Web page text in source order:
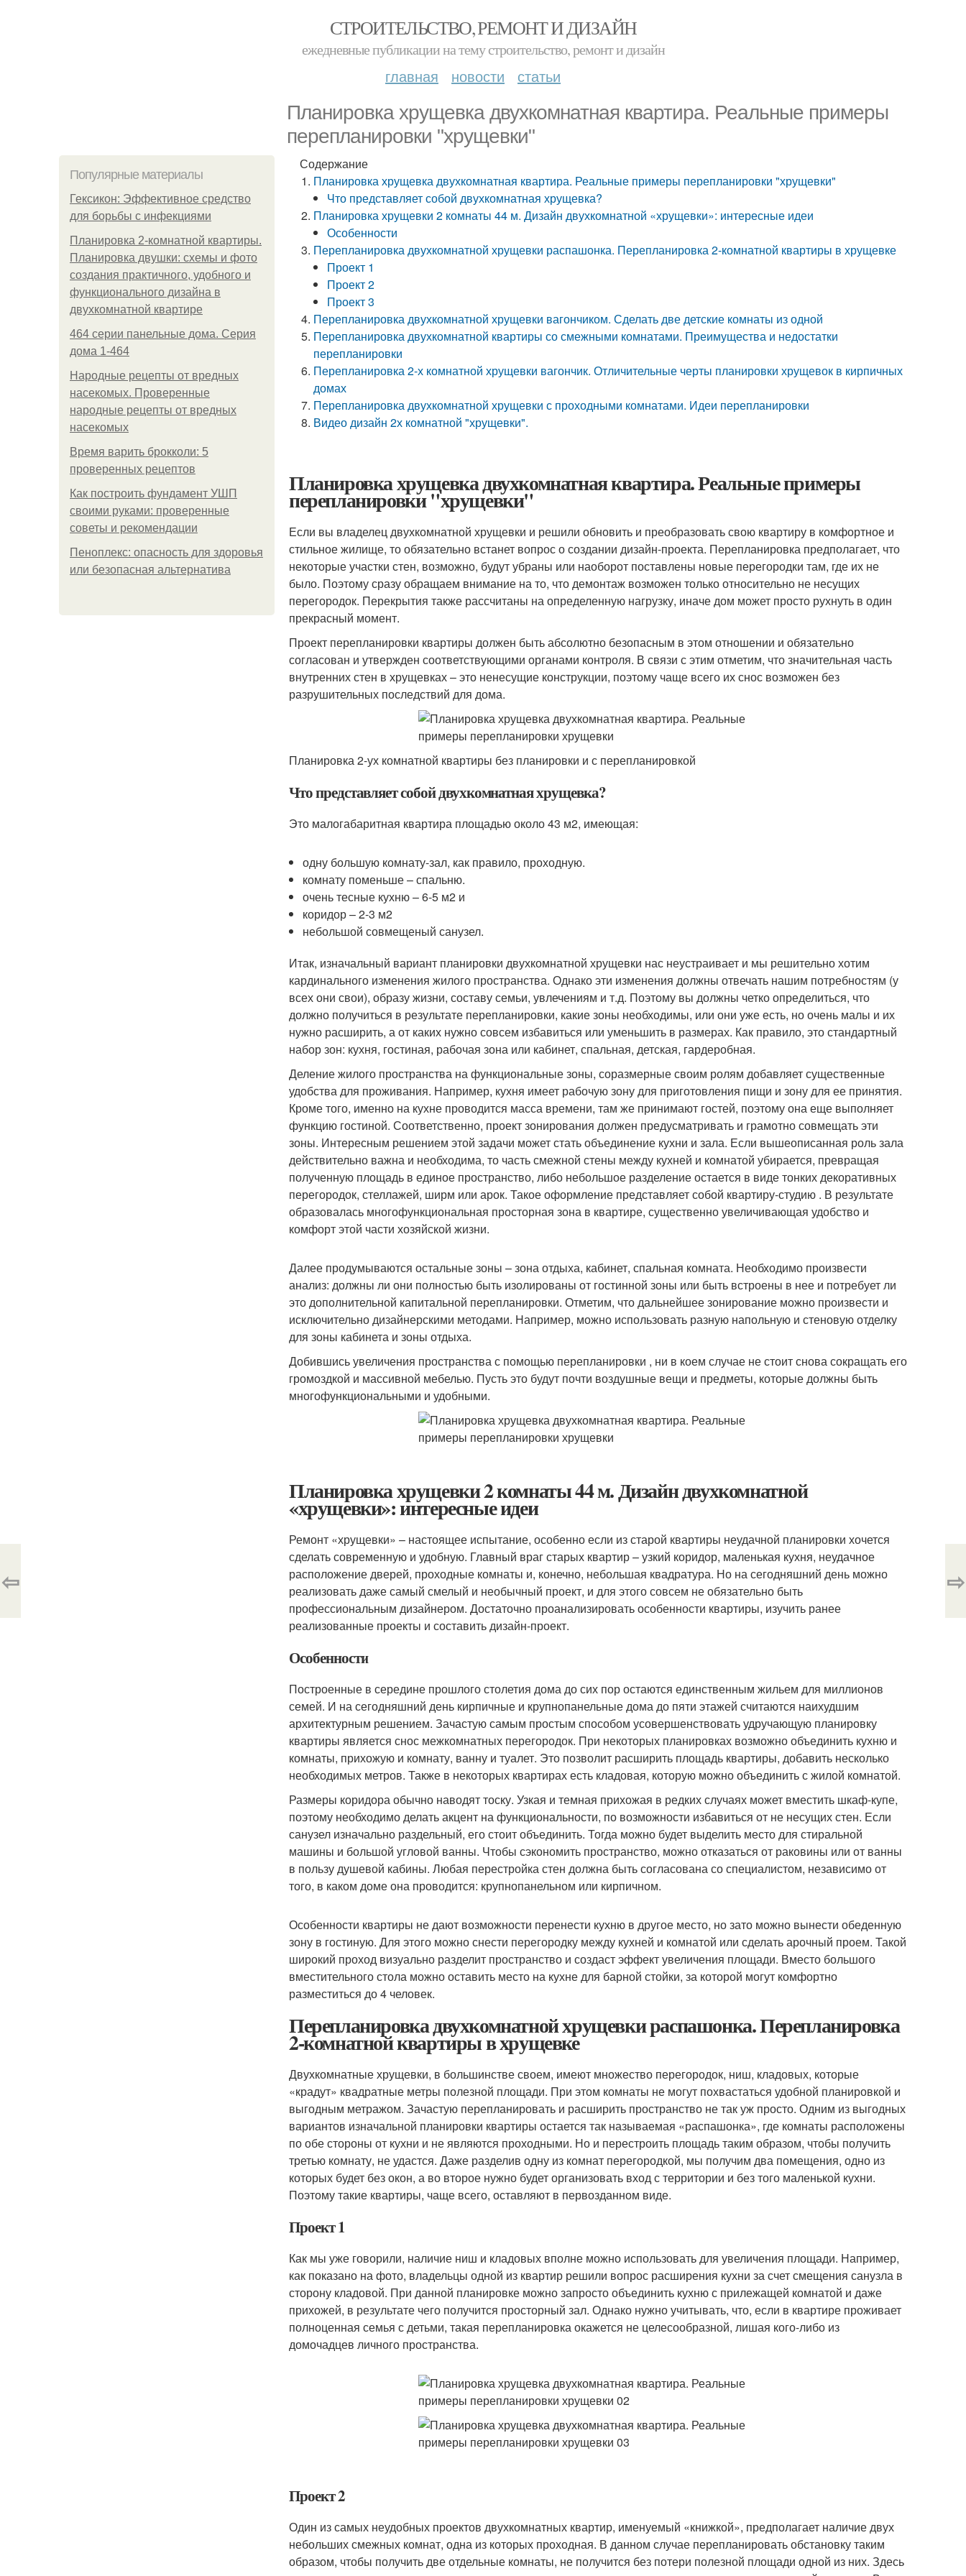
СТРОИТЕЛЬСТВО, РЕМОНТ И ДИЗАЙН
ежедневные публикации на тему строительство, ремонт и дизайн
главная новости статьи
Планировка хрущевка двухкомнатная квартира. Реальные примеры
перепланировки "хрущевки"
Популярные материалы
Гексикон: Эффективное средство
для борьбы с инфекциями
Планировка 2-комнатной квартиры.
Планировка двушки: схемы и фото
создания практичного, удобного и
функционального дизайна в
двухкомнатной квартире
464 серии панельные дома. Серия
дома 1-464
Народные рецепты от вредных
насекомых. Проверенные
народные рецепты от вредных
насекомых
Время варить брокколи: 5
проверенных рецептов
Как построить фундамент УШП
своими руками: проверенные
советы и рекомендации
Пеноплекс: опасность для здоровья
или безопасная альтернатива
Содержание
Планировка хрущевка двухкомнатная квартира. Реальные примеры перепланировки "хрущевки"
Что представляет собой двухкомнатная хрущевка?
Планировка хрущевки 2 комнаты 44 м. Дизайн двухкомнатной «хрущевки»: интересные идеи
Особенности
Перепланировка двухкомнатной хрущевки распашонка. Перепланировка 2-комнатной квартиры в хрущевке
Проект 1
Проект 2
Проект 3
Перепланировка двухкомнатной хрущевки вагончиком. Сделать две детские комнаты из одной
Перепланировка двухкомнатной квартиры со смежными комнатами. Преимущества и недостатки
перепланировки
Перепланировка 2-х комнатной хрущевки вагончик. Отличительные черты планировки хрущевок в кирпичных
домах
Перепланировка двухкомнатной хрущевки с проходными комнатами. Идеи перепланировки
Видео дизайн 2х комнатной "хрущевки".
Планировка хрущевка двухкомнатная квартира. Реальные примеры
перепланировки "хрущевки"
Если вы владелец двухкомнатной хрущевки и решили обновить и преобразовать свою квартиру в комфортное и
стильное жилище, то обязательно встанет вопрос о создании дизайн-проекта. Перепланировка предполагает, что
некоторые участки стен, возможно, будут убраны или наоборот поставлены новые перегородки там, где их не
было. Поэтому сразу обращаем внимание на то, что демонтаж возможен только относительно не несущих
перегородок. Перекрытия также рассчитаны на определенную нагрузку, иначе дом может просто рухнуть в один
прекрасный момент.
Проект перепланировки квартиры должен быть абсолютно безопасным в этом отношении и обязательно
согласован и утвержден соответствующими органами контроля. В связи с этим отметим, что значительная часть
внутренних стен в хрущевках – это ненесущие конструкции, поэтому чаще всего их снос возможен без
разрушительных последствий для дома.
Планировка 2-ух комнатной квартиры без планировки и с перепланировкой
Что представляет собой двухкомнатная хрущевка?
Это малогабаритная квартира площадью около 43 м2, имеющая:
одну большую комнату-зал, как правило, проходную.
комнату поменьше – спальню.
очень тесные кухню – 6-5 м2 и
коридор – 2-3 м2
небольшой совмещеный санузел.
Итак, изначальный вариант планировки двухкомнатной хрущевки нас неустраивает и мы решительно хотим
кардинального изменения жилого пространства. Однако эти изменения должны отвечать нашим потребностям (у
всех они свои), образу жизни, составу семьи, увлечениям и т.д. Поэтому вы должны четко определиться, что
должно получиться в результате перепланировки, какие зоны необходимы, или они уже есть, но очень малы и их
нужно расширить, а от каких нужно совсем избавиться или уменьшить в размерах. Как правило, это стандартный
набор зон: кухня, гостиная, рабочая зона или кабинет, спальная, детская, гардеробная.
Деление жилого пространства на функциональные зоны, соразмерные своим ролям добавляет существенные
удобства для проживания. Например, кухня имеет рабочую зону для приготовления пищи и зону для ее принятия.
Кроме того, именно на кухне проводится масса времени, там же принимают гостей, поэтому она еще выполняет
функцию гостиной. Соответственно, проект зонирования должен предусматривать и грамотно совмещать эти
зоны. Интересным решением этой задачи может стать объединение кухни и зала. Если вышеописанная роль зала
действительно важна и необходима, то часть смежной стены между кухней и комнатой убирается, превращая
полученную площадь в единое пространство, либо небольшое разделение остается в виде тонких декоративных
перегородок, стеллажей, ширм или арок. Такое оформление представляет собой квартиру-студию . В результате
образовалась многофункциональная просторная зона в квартире, существенно увеличивающая удобство и
комфорт этой части хозяйской жизни.
Далее продумываются остальные зоны – зона отдыха, кабинет, спальная комната. Необходимо произвести
анализ: должны ли они полностью быть изолированы от гостинной зоны или быть встроены в нее и потребует ли
это дополнительной капитальной перепланировки. Отметим, что дальнейшее зонирование можно произвести и
исключительно дизайнерскими методами. Например, можно использовать разную напольную и стеновую отделку
для зоны кабинета и зоны отдыха.
Добившись увеличения пространства с помощью перепланировки , ни в коем случае не стоит снова сокращать его
громоздкой и массивной мебелью. Пусть это будут почти воздушные вещи и предметы, которые должны быть
многофункциональными и удобными.
Планировка хрущевки 2 комнаты 44 м. Дизайн двухкомнатной
«хрущевки»: интересные идеи
Ремонт «хрущевки» – настоящее испытание, особенно если из старой квартиры неудачной планировки хочется
сделать современную и удобную. Главный враг старых квартир – узкий коридор, маленькая кухня, неудачное
расположение дверей, проходные комнаты и, конечно, небольшая квадратура. Но на сегодняшний день можно
реализовать даже самый смелый и необычный проект, и для этого совсем не обязательно быть
профессиональным дизайнером. Достаточно проанализировать особенности квартиры, изучить ранее
реализованные проекты и составить дизайн-проект.
Особенности
Построенные в середине прошлого столетия дома до сих пор остаются единственным жильем для миллионов
семей. И на сегодняшний день кирпичные и крупнопанельные дома до пяти этажей считаются наихудшим
архитектурным решением. Зачастую самым простым способом усовершенствовать удручающую планировку
квартиры является снос межкомнатных перегородок. При некоторых планировках возможно объединить кухню и
комнаты, прихожую и комнату, ванну и туалет. Это позволит расширить площадь квартиры, добавить несколько
необходимых метров. Также в некоторых квартирах есть кладовая, которую можно объединить с жилой комнатой.
Размеры коридора обычно наводят тоску. Узкая и темная прихожая в редких случаях может вместить шкаф-купе,
поэтому необходимо делать акцент на функциональности, по возможности избавиться от не несущих стен. Если
санузел изначально раздельный, его стоит объединить. Тогда можно будет выделить место для стиральной
машины и большой угловой ванны. Чтобы сэкономить пространство, можно отказаться от раковины или от ванны
в пользу душевой кабины. Любая перестройка стен должна быть согласована со специалистом, независимо от
того, в каком доме она проводится: крупнопанельном или кирпичном.
Особенности квартиры не дают возможности перенести кухню в другое место, но зато можно вынести обеденную
зону в гостиную. Для этого можно снести перегородку между кухней и комнатой или сделать арочный проем. Такой
широкий проход визуально разделит пространство и создаст эффект увеличения площади. Вместо большого
вместительного стола можно оставить место на кухне для барной стойки, за которой могут комфортно
разместиться до 4 человек.
Перепланировка двухкомнатной хрущевки распашонка. Перепланировка
2-комнатной квартиры в хрущевке
Двухкомнатные хрущевки, в большинстве своем, имеют множество перегородок, ниш, кладовых, которые
«крадут» квадратные метры полезной площади. При этом комнаты не могут похвастаться удобной планировкой и
выгодным метражом. Зачастую перепланировать и расширить пространство не так уж просто. Одним из выгодных
вариантов изначальной планировки квартиры остается так называемая «распашонка», где комнаты расположены
по обе стороны от кухни и не являются проходными. Но и перестроить площадь таким образом, чтобы получить
третью комнату, не удастся. Даже разделив одну из комнат перегородкой, мы получим два помещения, одно из
которых будет без окон, а во второе нужно будет организовать вход с территории и без того маленькой кухни.
Поэтому такие квартиры, чаще всего, оставляют в первозданном виде.
Проект 1
Как мы уже говорили, наличие ниш и кладовых вполне можно использовать для увеличения площади. Например,
как показано на фото, владельцы одной из квартир решили вопрос расширения кухни за счет смещения санузла в
сторону кладовой. При данной планировке можно запросто объединить кухню с прилежащей комнатой и даже
прихожей, в результате чего получится просторный зал. Однако нужно учитывать, что, если в квартире проживает
полноценная семья с детьми, такая перепланировка окажется не целесообразной, лишая кого-либо из
домочадцев личного пространства.
Проект 2
Один из самых неудобных проектов двухкомнатных квартир, именуемый «книжкой», предполагает наличие двух
небольших смежных комнат, одна из которых проходная. В данном случае перепланировать обстановку таким
образом, чтобы получить две отдельные комнаты, не получится без потери полезной площади одной из них. Здесь
⇦ ⇨